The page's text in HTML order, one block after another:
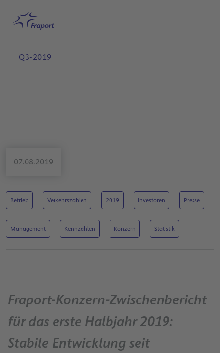
Startseite
Q3-2019
07.08.2019
Betrieb Verkehrszahlen 2019 Investoren Presse
Management Kennzahlen Konzern Statistik
Fraport-Konzern-Zwischenbericht
für das erste Halbjahr 2019:
Stabile Entwicklung seit